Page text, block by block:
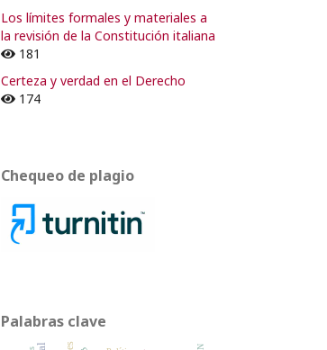
Los límites formales y materiales a
la revisión de la Constitución italiana
181
Certeza y verdad en el Derecho
174
Chequeo de plagio
Palabras clave